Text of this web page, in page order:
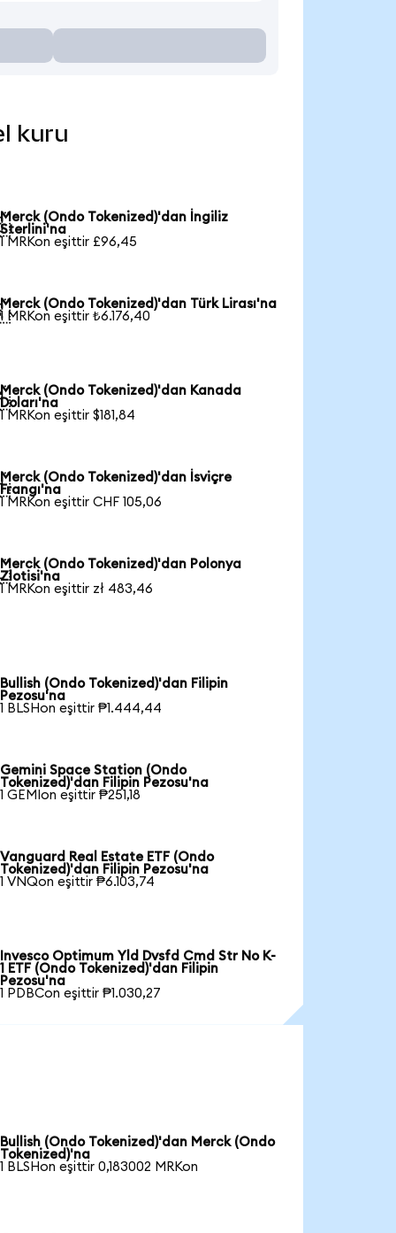
kuru
Merck (Ondo Tokenized)'dan İngiliz
Sterlini'na
1 MRKon eşittir £96,45
Merck (Ondo Tokenized)'dan Türk Lirası'na
1 MRKon eşittir ₺6.176,40
Merck (Ondo Tokenized)'dan Kanada
Doları'na
1 MRKon eşittir $181,84
Merck (Ondo Tokenized)'dan İsviçre
Frangı'na
1 MRKon eşittir CHF 105,06
Merck (Ondo Tokenized)'dan Polonya
Zlotisi'na
1 MRKon eşittir zł 483,46
Bullish (Ondo Tokenized)'dan Filipin
Pezosu'na
1 BLSHon eşittir ₱1.444,44
Gemini Space Station (Ondo
Tokenized)'dan Filipin Pezosu'na
1 GEMIon eşittir ₱251,18
Vanguard Real Estate ETF (Ondo
Tokenized)'dan Filipin Pezosu'na
1 VNQon eşittir ₱6.103,74
Invesco Optimum Yld Dvsfd Cmd Str No K-
1 ETF (Ondo Tokenized)'dan Filipin
Pezosu'na
1 PDBCon eşittir ₱1.030,27
Bullish (Ondo Tokenized)'dan Merck (Ondo
Tokenized)'na
1 BLSHon eşittir 0,183002 MRKon